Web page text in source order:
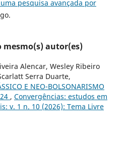
pesquisa avançada por
autor(es)
Alencar, Wesley Ribeiro
Serra Duarte,
E NEO-BOLSONARISMO
, Convergências: estudos em
v. 1 n. 10 (2026): Tema Livre